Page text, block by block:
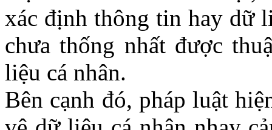
xác định thông tin hay dữ
chưa thống nhất được
liệu cá nhân.
Bên cạnh đó, pháp luật